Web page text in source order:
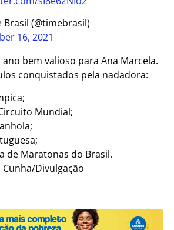
(@timebrasil)
16, 2021
bem valioso para Ana Marcela.
conquistados pela nadadora:
Mundial;
de Maratonas do Brasil.
Cunha/Divulgação